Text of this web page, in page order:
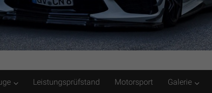
Leistungsprüfstand Motorsport Galerie